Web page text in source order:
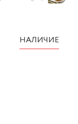
НАЛИЧИЕ